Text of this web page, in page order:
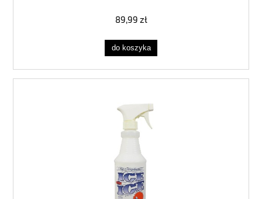
89,99 zł
do koszyka